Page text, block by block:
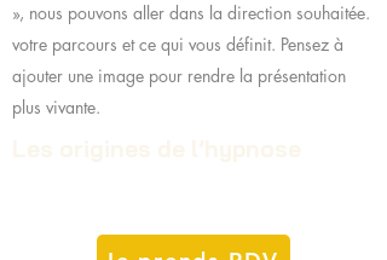
», nous pouvons aller dans la direction souhaitée.
votre parcours et ce qui vous définit. Pensez à
ajouter une image pour rendre la présentation
plus vivante.